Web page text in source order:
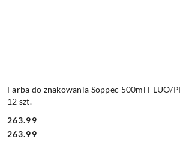
Farba do znakowania Soppec 500ml FLUO/
12 szt.
Cena:
263.99
Cena:
263.99